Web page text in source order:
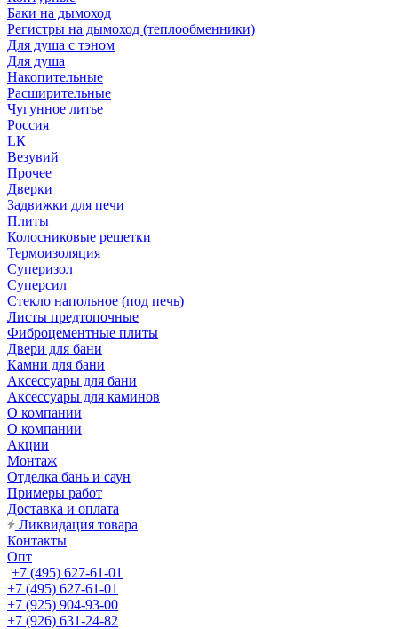
Баки на дымоход
Регистры на дымоход (теплообменники)
Для душа с тэном
Для душа
Накопительные
Расширительные
Чугунное литье
Россия
LК
Везувий
Прочее
Дверки
Задвижки для печи
Плиты
Колосниковые решетки
Термоизоляция
Суперизол
Суперсил
Стекло напольное (под печь)
Листы предтопочные
Фиброцементные плиты
Двери для бани
Камни для бани
Аксессуары для бани
Аксессуары для каминов
О компании
О компании
Акции
Монтаж
Отделка бань и саун
Примеры работ
Доставка и оплата
Ликвидация товара
Контакты
Опт
+7 (495) 627-61-01
+7 (495) 627-61-01
+7 (925) 904-93-00
+7 (926) 631-24-82